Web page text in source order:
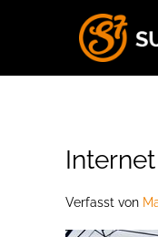
Verfasst von